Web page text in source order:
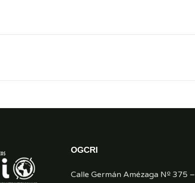
OGCRI
Calle Germán Amézaga Nº 375 –